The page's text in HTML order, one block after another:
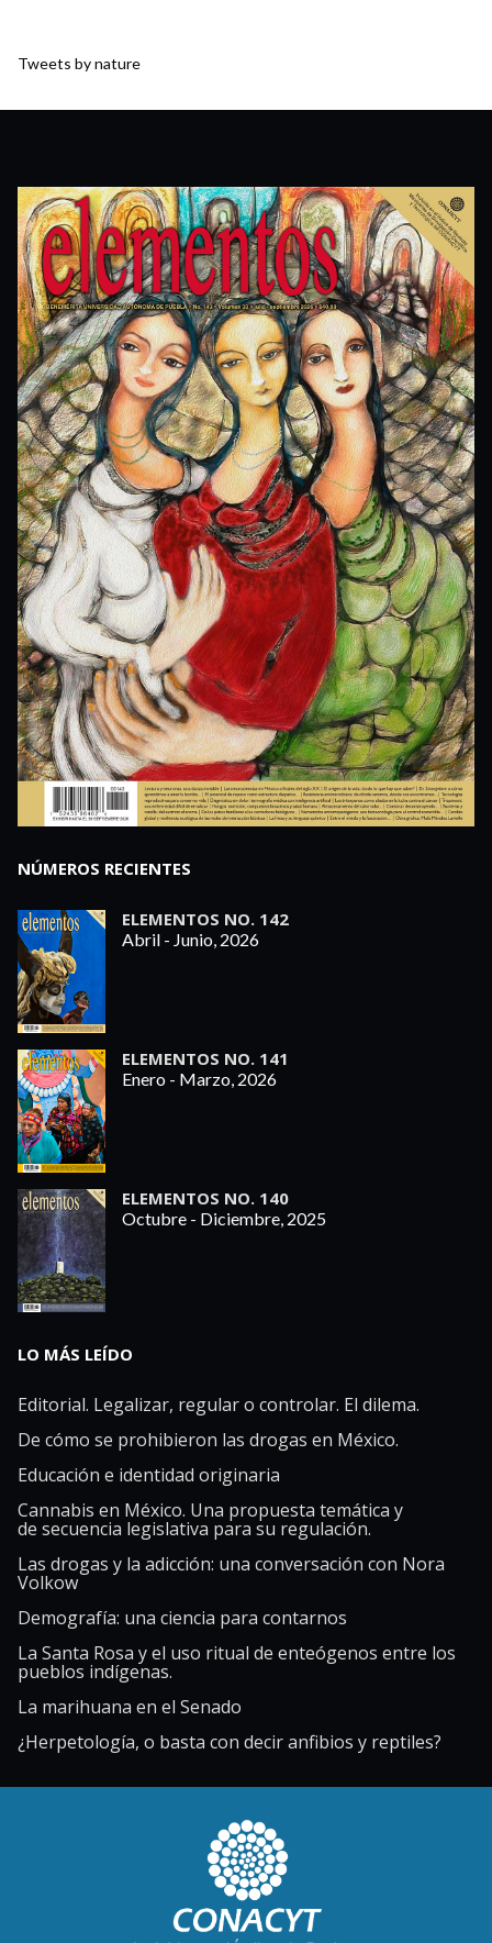
Tweets by nature
NÚMEROS RECIENTES
ELEMENTOS NO. 142
Abril - Junio, 2026
ELEMENTOS NO. 141
Enero - Marzo, 2026
ELEMENTOS NO. 140
Octubre - Diciembre, 2025
LO MÁS LEÍDO
Editorial. Legalizar, regular o controlar. El dilema.
De cómo se prohibieron las drogas en México.
Educación e identidad originaria
Cannabis en México. Una propuesta temática y
de secuencia legislativa para su regulación.
Las drogas y la adicción: una conversación con Nora
Volkow
Demografía: una ciencia para contarnos
La Santa Rosa y el uso ritual de enteógenos entre los
pueblos indígenas.
La marihuana en el Senado
¿Herpetología, o basta con decir anfibios y reptiles?